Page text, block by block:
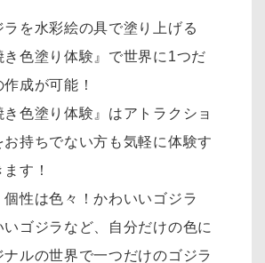
を水彩絵の具で塗り上げる
き色塗り体験』で世界に1つだ
成が可能！
き色塗り体験』はアトラクショ
お持ちでない方も気軽に体験す
す！
性は色々！かわいいゴジラ
ゴジラなど、自分だけの色に
ルの世界で一つだけのゴジラ